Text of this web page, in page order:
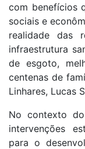
com benefícios
sociais e
realidade das
infraestrutura
de esgoto,
centenas de
Linhares, Lucas
No contexto
intervenções
para o